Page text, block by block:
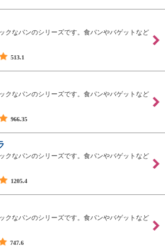
クなパンのシリーズです。食パンやバゲットなど
513.1
クなパンのシリーズです。食パンやバゲットなど
966.35
クなパンのシリーズです。食パンやバゲットなど
1205.4
クなパンのシリーズです。食パンやバゲットなど
747.6